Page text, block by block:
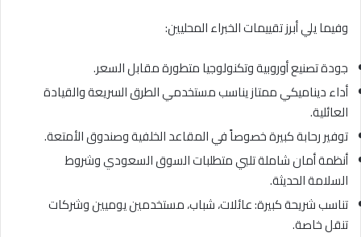
وفيما يلي أبرز تقييمات الخبراء المحليين:
جودة تصنيع أوروبية وتكنولوجيا متطورة مقابل السعر.
أداء ديناميكي ممتاز يناسب مستخدمي الطرق السريعة والقيادة
العائلية.
توفير رحابة كبيرة خصوصاً في المقاعد الخلفية وصندوق الأمتعة.
أنظمة أمان شاملة تلبي متطلبات السوق السعودي وشروط
السلامة الحديثة.
تناسب شريحة كبيرة: عائلات، شباب، مستخدمين يوميين وشركات
تنقل خاصة.